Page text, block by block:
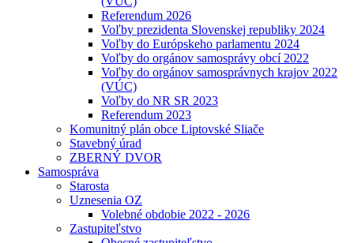
Referendum 2026
Voľby prezidenta Slovenskej republiky 2024
Voľby do Európskeho parlamentu 2024
Voľby do orgánov samosprávy obcí 2022
Voľby do orgánov samosprávnych krajov 2022
(VÚC)
Voľby do NR SR 2023
Referendum 2023
Komunitný plán obce Liptovské Sliače
Stavebný úrad
ZBERNÝ DVOR
Samospráva
Starosta
Uznesenia OZ
Volebné obdobie 2022 - 2026
Zastupiteľstvo